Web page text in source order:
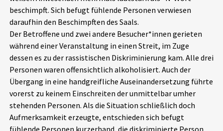
Schlaglichter
Phänomene
Aktuelles
Alle Beiträge
Veranstaltungen
Über uns
beschimpft. Sich befugt fühlende Personen verwiesen
daraufhin den Beschimpften des Saals.
Der Betroffene und zwei andere Besucher*innen gerieten
während einer Veranstaltung in einen Streit, im Zuge
dessen es zu der rassistischen Diskriminierung kam. Alle drei
Personen waren offensichtlich alkoholisiert. Auch der
Übergang in eine handgreifliche Auseinandersetzung führte
vorerst zu keinem Einschreiten der unmittelbar umher
stehenden Personen. Als die Situation schließlich doch
Aufmerksamkeit erzeugte, entschieden sich befugt
fühlende Personen kurzerhand, die diskriminierte Person